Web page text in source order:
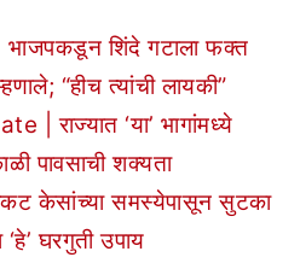
शिंदे गटाला फक्त
“हीच त्यांची लायकी”
| राज्यात ‘या’ भागांमध्ये
पावसाची शक्यता
केसांच्या समस्येपासून सुटका
‘हे’ घरगुती उपाय